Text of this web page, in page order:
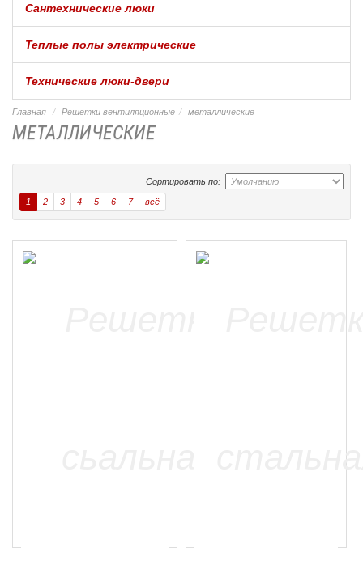
Сантехнические люки
Теплые полы электрические
Технические люки-двери
Главная Решетки вентиляционные металлические
МЕТАЛЛИЧЕСКИЕ
Сортировать по:
1 2 3 4 5 6 7 всё